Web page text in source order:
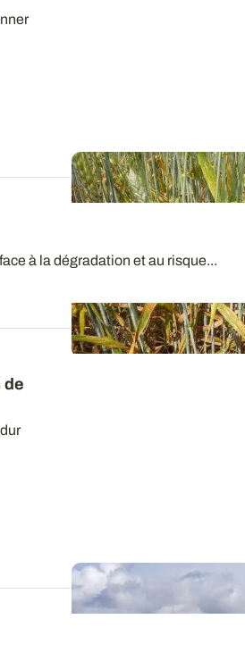
à la dégradation et au risque...
de